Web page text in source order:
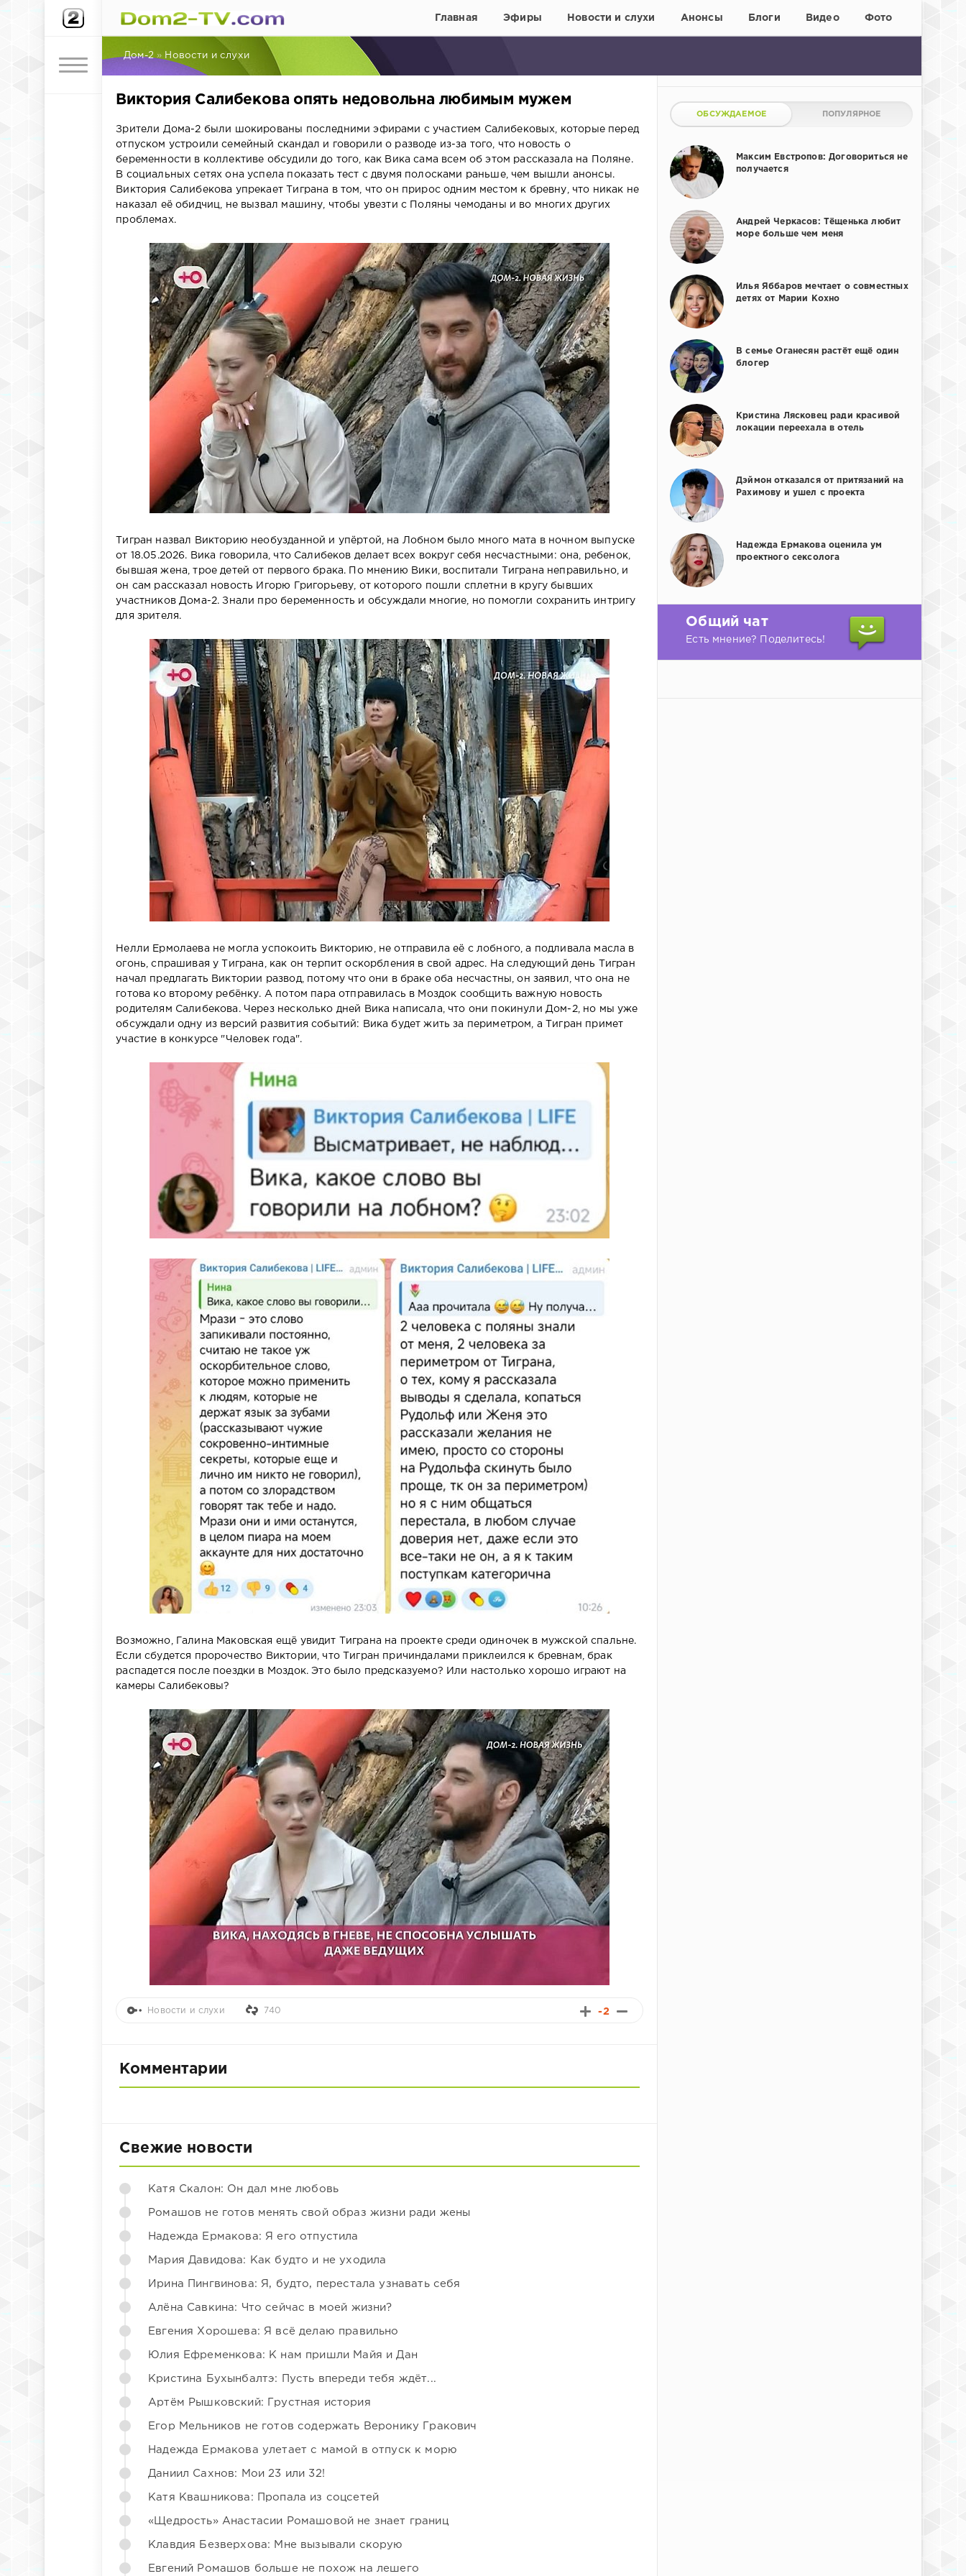
Главная Эфиры Новости и слухи Анонсы Блоги Видео Фото
Дом-2 » Новости и слухи
Виктория Салибекова опять недовольна любимым мужем
Зрители Дома-2 были шокированы последними эфирами с участием Салибековых, которые перед
отпуском устроили семейный скандал и говорили о разводе из-за того, что новость о
беременности в коллективе обсудили до того, как Вика сама всем об этом рассказала на Поляне.
В социальных сетях она успела показать тест с двумя полосками раньше, чем вышли анонсы.
Виктория Салибекова упрекает Тиграна в том, что он прирос одним местом к бревну, что никак не
наказал её обидчиц, не вызвал машину, чтобы увезти с Поляны чемоданы и во многих других
проблемах.
Тигран назвал Викторию необузданной и упёртой, на Лобном было много мата в ночном выпуске
от 18.05.2026. Вика говорила, что Салибеков делает всех вокруг себя несчастными: она, ребенок,
бывшая жена, трое детей от первого брака. По мнению Вики, воспитали Тиграна неправильно, и
он сам рассказал новость Игорю Григорьеву, от которого пошли сплетни в кругу бывших
участников Дома-2. Знали про беременность и обсуждали многие, но помогли сохранить интригу
для зрителя.
Нелли Ермолаева не могла успокоить Викторию, не отправила её с лобного, а подливала масла в
огонь, спрашивая у Тиграна, как он терпит оскорбления в свой адрес. На следующий день Тигран
начал предлагать Виктории развод, потому что они в браке оба несчастны, он заявил, что она не
готова ко второму ребёнку. А потом пара отправилась в Моздок сообщить важную новость
родителям Салибекова. Через несколько дней Вика написала, что они покинули Дом-2, но мы уже
обсуждали одну из версий развития событий: Вика будет жить за периметром, а Тигран примет
участие в конкурсе "Человек года".
Возможно, Галина Маковская ещё увидит Тиграна на проекте среди одиночек в мужской спальне.
Если сбудется пророчество Виктории, что Тигран причиндалами приклеился к бревнам, брак
распадется после поездки в Моздок. Это было предсказуемо? Или настолько хорошо играют на
камеры Салибековы?
-2
Новости и слухи 740
Комментарии
Свежие новости
Катя Скалон: Он дал мне любовь
Ромашов не готов менять свой образ жизни ради жены
Надежда Ермакова: Я его отпустила
Мария Давидова: Как будто и не уходила
Ирина Пингвинова: Я, будто, перестала узнавать себя
Алёна Савкина: Что сейчас в моей жизни?
Евгения Хорошева: Я всё делаю правильно
Юлия Ефременкова: К нам пришли Майя и Дан
Кристина Бухынбалтэ: Пусть впереди тебя ждёт...
Артём Рышковский: Грустная история
Егор Мельников не готов содержать Веронику Гракович
Надежда Ермакова улетает с мамой в отпуск к морю
Даниил Сахнов: Мои 23 или 32!
Катя Квашникова: Пропала из соцсетей
«Щедрость» Анастасии Ромашовой не знает границ
Клавдия Безверхова: Мне вызывали скорую
Евгений Ромашов больше не похож на лешего
ОБСУЖДАЕМОЕ ПОПУЛЯРНОЕ
Максим Евстропов: Договориться не
получается
Андрей Черкасов: Тёщенька любит
море больше чем меня
Илья Яббаров мечтает о совместных
детях от Марии Кохно
В семье Оганесян растёт ещё один
блогер
Кристина Лясковец ради красивой
локации переехала в отель
Дэймон отказался от притязаний на
Рахимову и ушел с проекта
Надежда Ермакова оценила ум
проектного сексолога
Общий чат
Есть мнение? Поделитесь!